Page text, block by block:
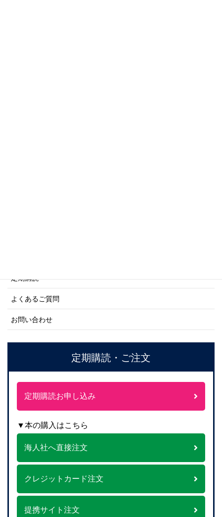
定期購読
よくあるご質問
お問い合わせ
定期購読・ご注文
定期購読お申し込み
▼本の購入はこちら
海人社へ直接注文
クレジットカード注文
提携サイト注文